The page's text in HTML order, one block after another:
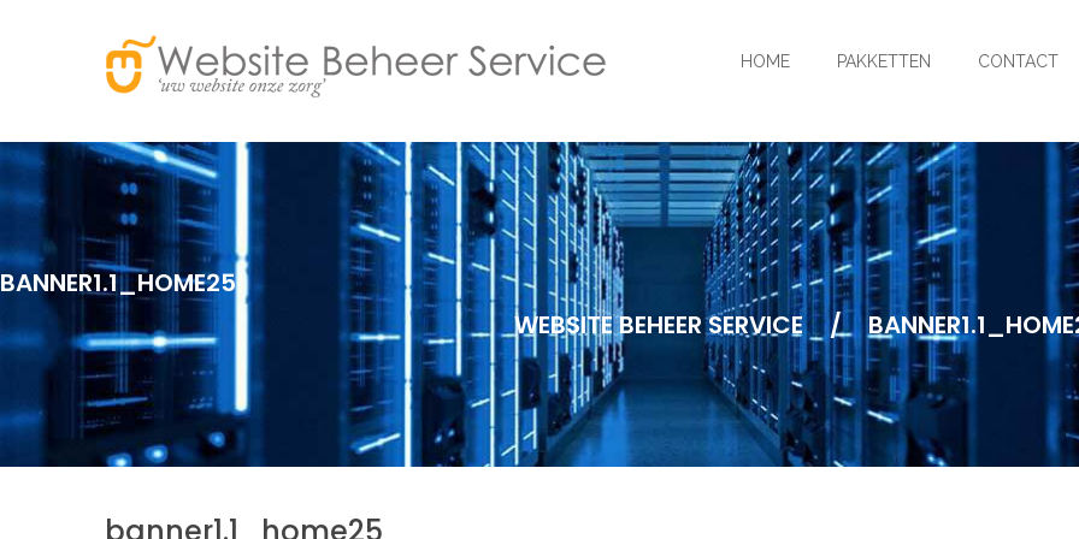
HOME PAKKETTEN CONTACT
BANNER1.1_HOME25
WEBSITE BEHEER SERVICE
/